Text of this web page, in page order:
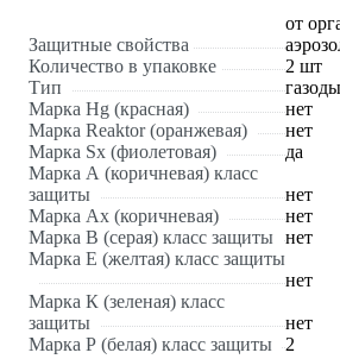
Защитные свойства
от
Количество в упаковке
2 шт
Тип
Марка Hg (красная)
нет
Марка Reaktor (оранжевая)
нет
Марка Sx (фиолетовая)
да
Марка А (коричневая) класс
защиты
нет
Марка Ах (коричневая)
нет
Марка В (серая) класс защиты нет
Марка Е (желтая) класс защиты
нет
Марка К (зеленая) класс
защиты
нет
Марка Р (белая) класс защиты
2